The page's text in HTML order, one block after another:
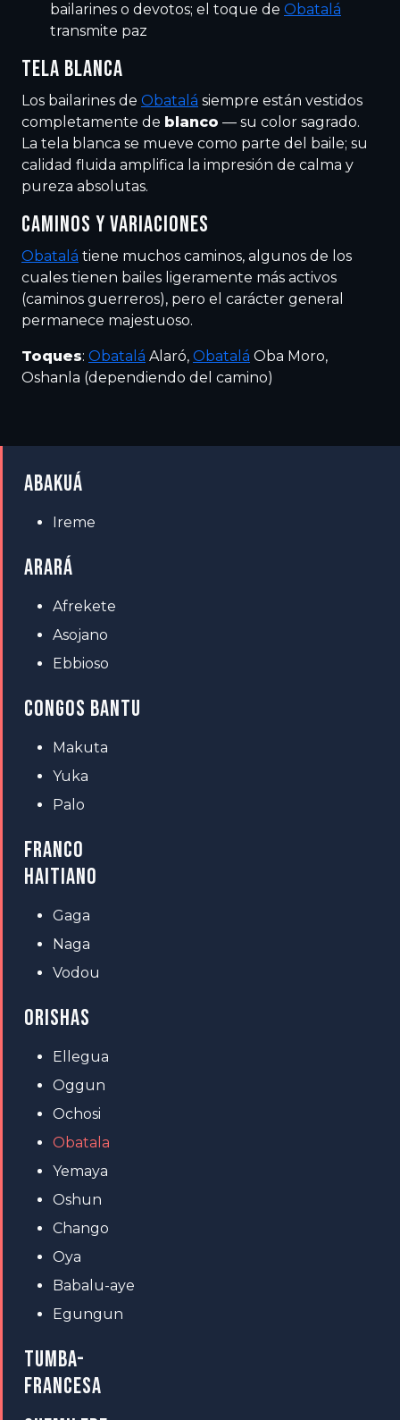
bailarines o devotos; el toque de Obatalá
transmite paz
TELA BLANCA
Los bailarines de Obatalá siempre están vestidos
completamente de blanco — su color sagrado.
La tela blanca se mueve como parte del baile; su
calidad fluida amplifica la impresión de calma y
pureza absolutas.
CAMINOS Y VARIACIONES
Obatalá tiene muchos caminos, algunos de los
cuales tienen bailes ligeramente más activos
(caminos guerreros), pero el carácter general
permanece majestuoso.
Toques: Obatalá Alaró, Obatalá Oba Moro,
Oshanla (dependiendo del camino)
ABAKUÁ
Ireme
ARARÁ
Afrekete
Asojano
Ebbioso
CONGOS BANTU
Makuta
Yuka
Palo
FRANCO
HAITIANO
Gaga
Naga
Vodou
ORISHAS
Ellegua
Oggun
Ochosi
Obatala
Yemaya
Oshun
Chango
Oya
Babalu-aye
Egungun
TUMBA-
FRANCESA